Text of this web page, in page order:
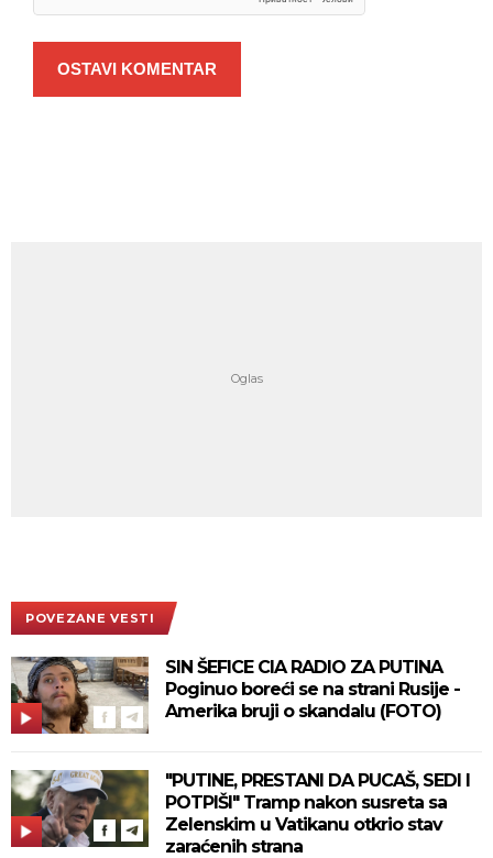
OSTAVI KOMENTAR
POVEZANE VESTI
SIN ŠEFICE CIA RADIO ZA PUTINA
Poginuo boreći se na strani Rusije -
Amerika bruji o skandalu (FOTO)
"PUTINE, PRESTANI DA PUCAŠ, SEDI I
POTPIŠI" Tramp nakon susreta sa
Zelenskim u Vatikanu otkrio stav
zaraćenih strana